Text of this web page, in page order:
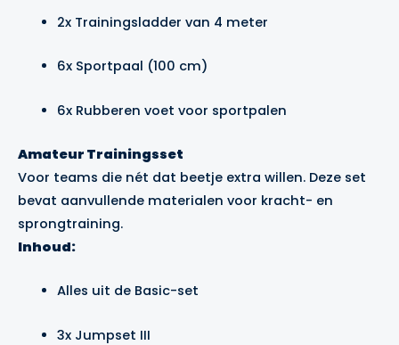
2x Trainingsladder van 4 meter
6x Sportpaal (100 cm)
6x Rubberen voet voor sportpalen
Amateur Trainingsset
Voor teams die nét dat beetje extra willen. Deze set
bevat aanvullende materialen voor kracht- en
sprongtraining.
Inhoud:
Alles uit de Basic-set
3x Jumpset III